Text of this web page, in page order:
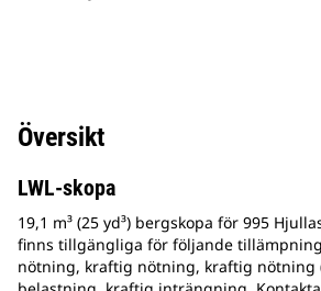
Översikt
LWL-skopa
19,1 m³ (25 yd³) bergskopa för 995
finns tillgängliga för följande
nötning, kraftig nötning, kraftig nötning